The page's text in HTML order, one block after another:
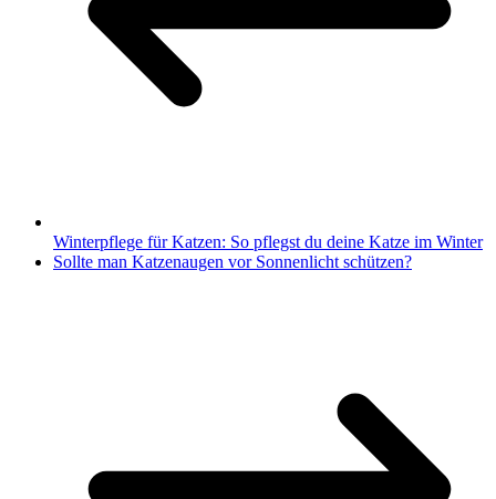
Winterpflege für Katzen: So pflegst du deine Katze im Winter
Sollte man Katzenaugen vor Sonnenlicht schützen?